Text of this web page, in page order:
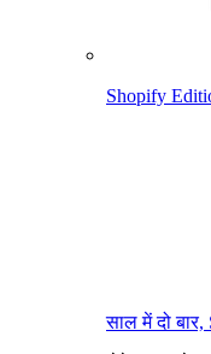
Shopify
साल में दो